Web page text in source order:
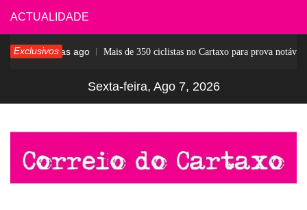
Skip
to
content
ACTUALIDADE
Exclusivos5 dias ago Mais de 350 ciclistas no Cartaxo para prova notável
Sexta-feira, Ago 7, 2026